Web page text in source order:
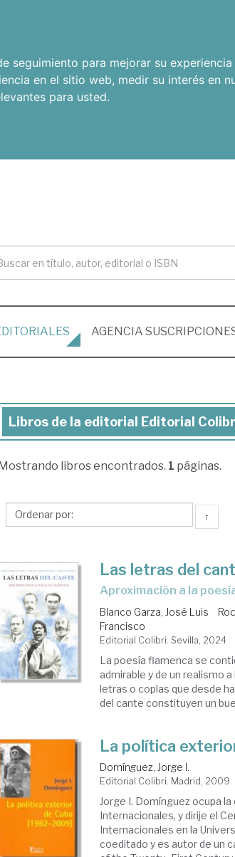
para mejorar su
en el sitio web, medir su interés en
para usted.
AGENCIA
Libros
Editorial
Libros de la editorial Editorial
libros encontrados. 1 páginas.
↑
Las letras del
aproximación a la
Blanco Garza, José Luis
Francisco
Editorial Colibri. Sevilla, 2024
La poesía flamenca se
admirable y de un realismo
letras o coplas que desde
del cante constituyen un
La política
Domínguez, Jorge I.
Editorial Colibri. Madrid, 2009
Jorge I. Domínguez ocupa
Internacionales, y dirije el
Internacionales en la
coeditado y es autor de un